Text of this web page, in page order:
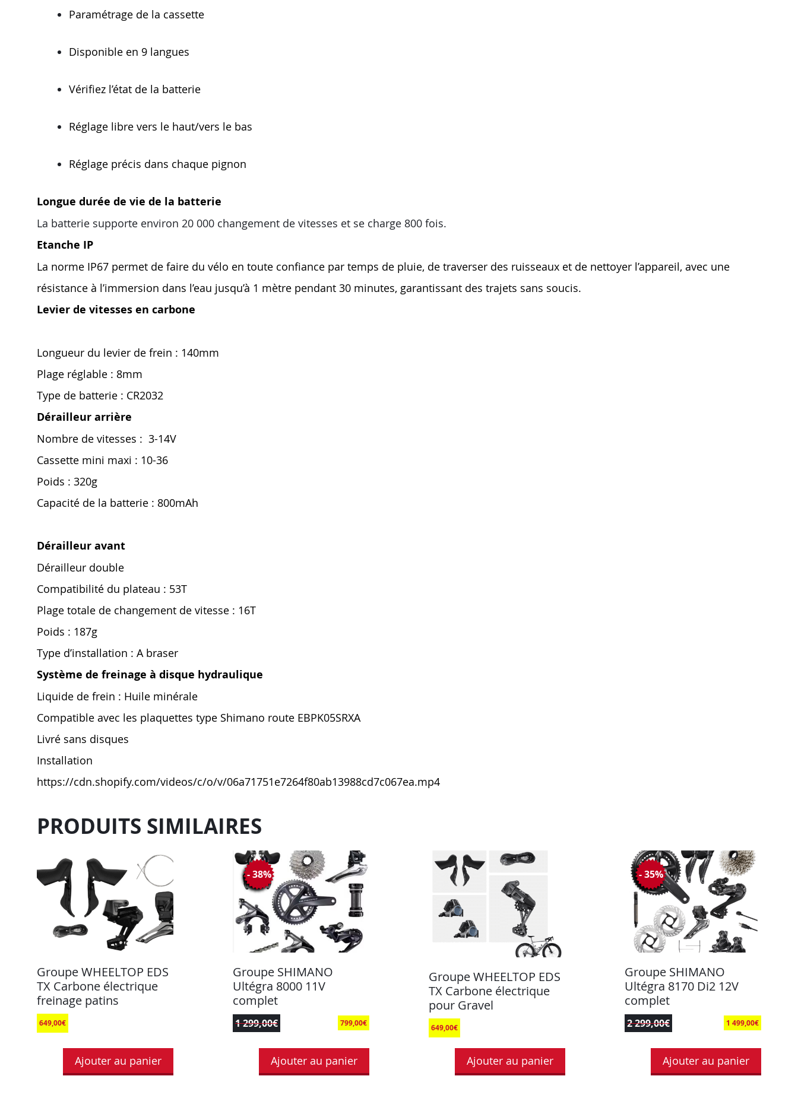
Paramétrage de la cassette
Disponible en 9 langues
Vérifiez l’état de la batterie
Réglage libre vers le haut/vers le bas
Réglage précis dans chaque pignon
Longue durée de vie de la batterie
La batterie supporte environ 20 000 changement de vitesses et se charge 800 fois.
Etanche IP
La norme IP67 permet de faire du vélo en toute confiance par temps de pluie, de traverser des ruisseaux et de nettoyer l’appareil, avec une
résistance à l’immersion dans l’eau jusqu’à 1 mètre pendant 30 minutes, garantissant des trajets sans soucis.
Levier de vitesses en carbone
Longueur du levier de frein : 140mm
Plage réglable : 8mm
Type de batterie : CR2032
Dérailleur arrière
Nombre de vitesses : 3-14V
Cassette mini maxi : 10-36
Poids : 320g
Capacité de la batterie : 800mAh
Dérailleur avant
Dérailleur double
Compatibilité du plateau : 53T
Plage totale de changement de vitesse : 16T
Poids : 187g
Type d’installation : A braser
Système de freinage à disque hydraulique
Liquide de frein : Huile minérale
Compatible avec les plaquettes type Shimano route EBPK05SRXA
Livré sans disques
Installation
https://cdn.shopify.com/videos/c/o/v/06a71751e7264f80ab13988cd7c067ea.mp4
PRODUITS SIMILAIRES
Groupe WHEELTOP EDS
TX Carbone électrique
freinage patins
649,00€
Ajouter au panier
Groupe SHIMANO
Ultégra 8000 11V
complet
1 299,00€ 799,00€
- 38%
Ajouter au panier
Groupe WHEELTOP EDS
TX Carbone électrique
pour Gravel
649,00€
Ajouter au panier
Groupe SHIMANO
Ultégra 8170 Di2 12V
complet
2 299,00€ 1 499,00€
- 35%
Ajouter au panier